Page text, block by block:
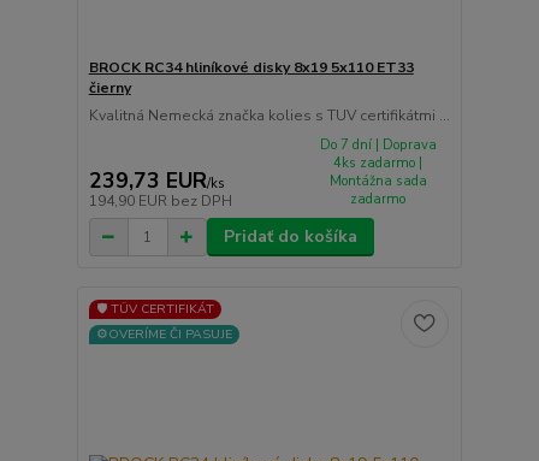
BROCK RC34 hliníkové disky 8x19 5x110 ET33
čierny
Kvalitná Nemecká značka kolies s TUV certifikátmi ...
239,73 EUR/ks
194,90 EUR bez DPH
Do 7 dní | Doprava
4ks zadarmo |
Montážna sada
zadarmo
Pridať do košíka
🛡️ TÜV CERTIFIKÁT
⚙️OVERÍME ČI PASUJE